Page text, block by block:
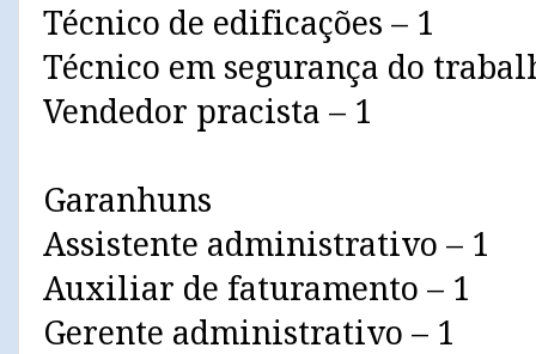
Técnico de edificações – 1
Técnico em segurança do
Vendedor pracista – 1
Garanhuns
Assistente administrativo – 1
Auxiliar de faturamento – 1
Gerente administrativo – 1